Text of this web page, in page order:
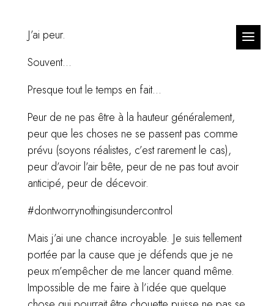
J’ai peur.
Souvent…
Presque tout le temps en fait…
Peur de ne pas être à la hauteur généralement,
peur que les choses ne se passent pas comme
prévu (soyons réalistes, c’est rarement le cas),
peur d’avoir l’air bête, peur de ne pas tout avoir
anticipé, peur de décevoir.
#dontworrynothingisundercontrol
Mais j’ai une chance incroyable. Je suis tellement
portée par la cause que je défends que je ne
peux m’empêcher de me lancer quand même.
Impossible de me faire à l’idée que quelque